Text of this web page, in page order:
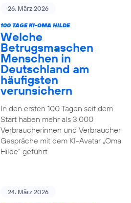
26. März 2026
100 TAGE KI-OMA HILDE
Welche
Betrugsmaschen
Menschen in
Deutschland am
häufigsten
verunsichern
In den ersten 100 Tagen seit dem
Start haben mehr als 3.000
Verbraucherinnen und Verbraucher
Gespräche mit dem KI-Avatar „Oma
Hilde“ geführt
24. März 2026